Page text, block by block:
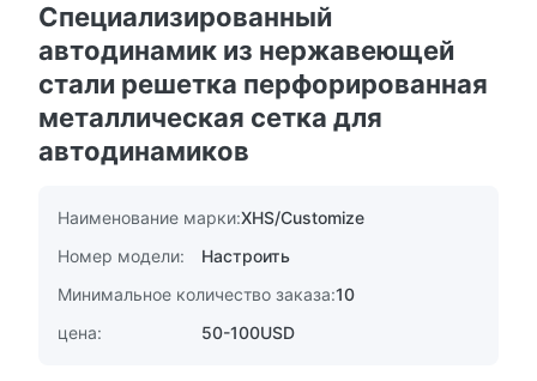
Специализированный
автодинамик из нержавеющей
стали решетка перфорированная
металлическая сетка для
автодинамиков
Наименование марки:XHS/Customize
Номер модели:
Настроить
Минимальное количество заказа:10
цена:
50-100USD